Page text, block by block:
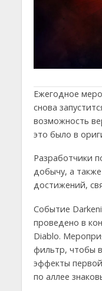
Ежегодное
снова
возможность
это было в
Разработчики
добычу, а
достижений,
Событие
проведено в
Diablo.
фильтр, чтобы
эффекты
по аллее